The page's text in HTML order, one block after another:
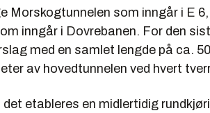
Morskogtunnelen som inngår i E
inngår i Dovrebanen. For den
med en samlet lengde på ca.
av hovedtunnelen ved hvert
etableres en midlertidig